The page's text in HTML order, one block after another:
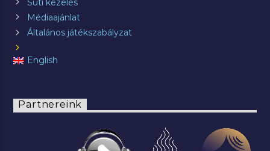
Süti kezelés
Médiaajánlat
Általános játékszabályzat
English
Partnereink